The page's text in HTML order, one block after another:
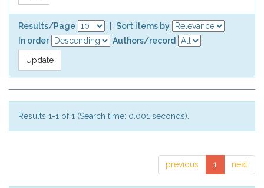
Results/Page
Sort items by
In order
Authors/record
Results 1-1 of 1 (Search time: 0.001 seconds).
previous 1 next